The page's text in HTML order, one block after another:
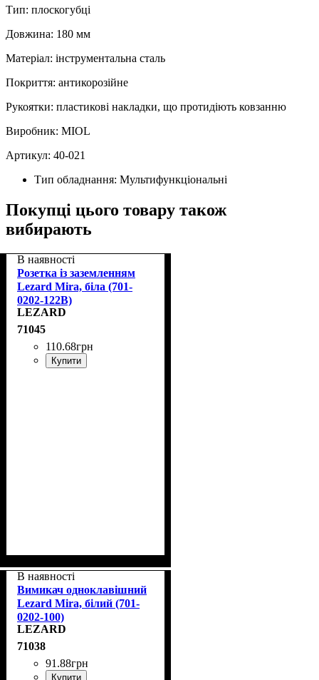
Тип: плоскогубці
Довжина: 180 мм
Матеріал: інструментальна сталь
Покриття: антикорозійне
Рукоятки: пластикові накладки, що протидіють ковзанню
Виробник: MIOL
Артикул: 40‑021
Тип обладнання: Мультифункціональні
Покупці цього товару також
вибирають
В наявності
Розетка із заземленням
Lezard Mira, біла (701-
0202-122B)
LEZARD
71045
110.68грн
Купити
В наявності
Вимикач одноклавішний
Lezard Mira, білий (701-
0202-100)
LEZARD
71038
91 .88грн
Купити